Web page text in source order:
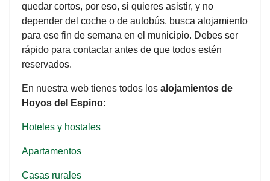
quedar cortos, por eso, si quieres asistir, y no
depender del coche o de autobús, busca alojamiento
para ese fin de semana en el municipio. Debes ser
rápido para contactar antes de que todos estén
reservados.
En nuestra web tienes todos los alojamientos de
Hoyos del Espino:
Hoteles y hostales
Apartamentos
Casas rurales